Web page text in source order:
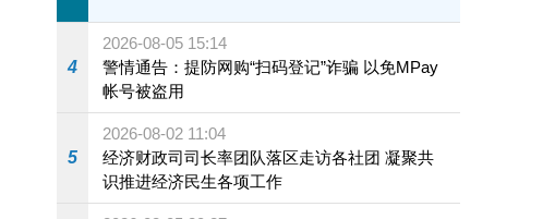
4
2026-08-05 15:14
警情通告：提防网购“扫码登记”诈骗 以免MPay
帐号被盗用
5
2026-08-02 11:04
经济财政司司长率团队落区走访各社团 凝聚共
识推进经济民生各项工作